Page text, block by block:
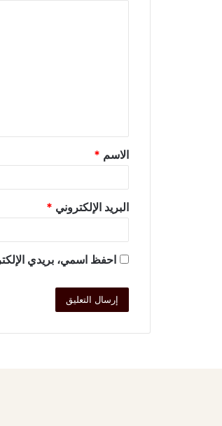
الاسم *
البريد الإلكتروني *
احفظ اسمي، بريدي